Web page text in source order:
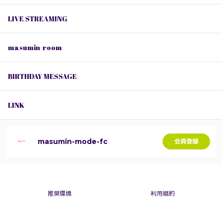
LIVE STREAMING
masumin-room
BIRTHDAY MESSAGE
LINK
masumin-mode-fc 会員登録
推奨環境 利用規約